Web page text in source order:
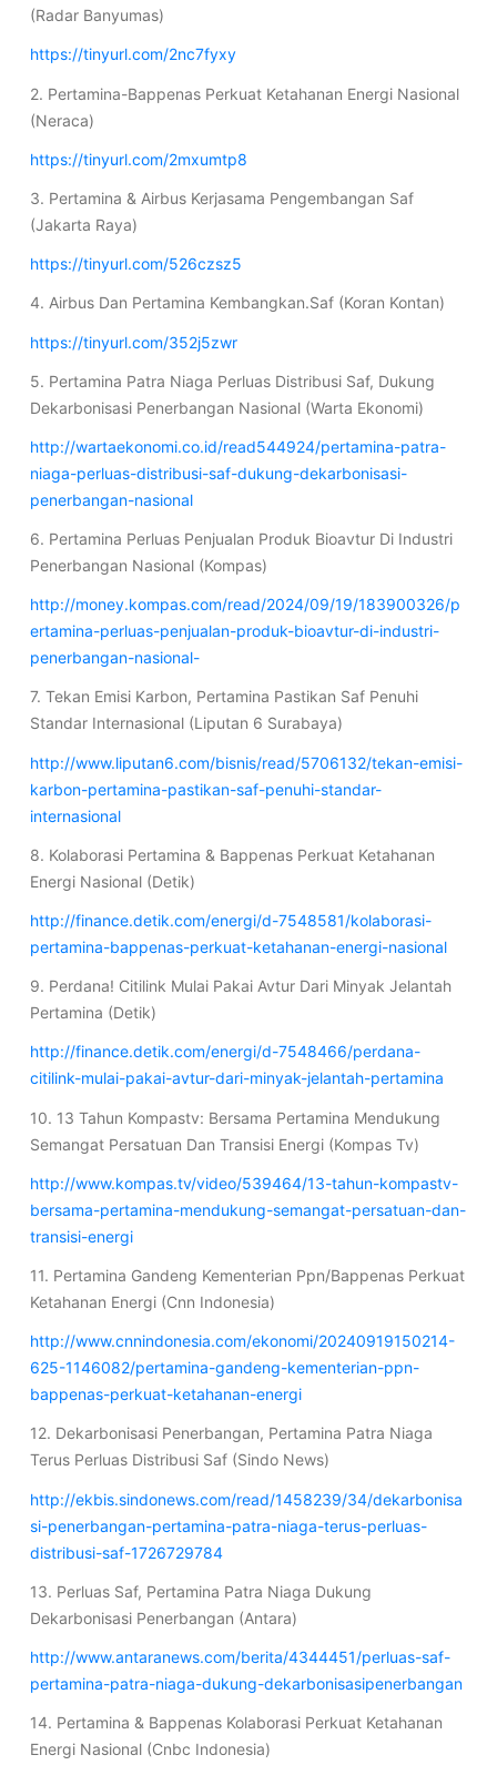
(Radar Banyumas)
https://tinyurl.com/2nc7fyxy
2. Pertamina-Bappenas Perkuat Ketahanan Energi Nasional
(Neraca)
https://tinyurl.com/2mxumtp8
3. Pertamina & Airbus Kerjasama Pengembangan Saf
(Jakarta Raya)
https://tinyurl.com/526czsz5
4. Airbus Dan Pertamina Kembangkan.Saf (Koran Kontan)
https://tinyurl.com/352j5zwr
5. Pertamina Patra Niaga Perluas Distribusi Saf, Dukung
Dekarbonisasi Penerbangan Nasional (Warta Ekonomi)
http://wartaekonomi.co.id/read544924/pertamina-patra-
niaga-perluas-distribusi-saf-dukung-dekarbonisasi-
penerbangan-nasional
6. Pertamina Perluas Penjualan Produk Bioavtur Di Industri
Penerbangan Nasional (Kompas)
http://money.kompas.com/read/2024/09/19/183900326/p
ertamina-perluas-penjualan-produk-bioavtur-di-industri-
penerbangan-nasional-
7. Tekan Emisi Karbon, Pertamina Pastikan Saf Penuhi
Standar Internasional (Liputan 6 Surabaya)
http://www.liputan6.com/bisnis/read/5706132/tekan-emisi-
karbon-pertamina-pastikan-saf-penuhi-standar-
internasional
8. Kolaborasi Pertamina & Bappenas Perkuat Ketahanan
Energi Nasional (Detik)
http://finance.detik.com/energi/d-7548581/kolaborasi-
pertamina-bappenas-perkuat-ketahanan-energi-nasional
9. Perdana! Citilink Mulai Pakai Avtur Dari Minyak Jelantah
Pertamina (Detik)
http://finance.detik.com/energi/d-7548466/perdana-
citilink-mulai-pakai-avtur-dari-minyak-jelantah-pertamina
10. 13 Tahun Kompastv: Bersama Pertamina Mendukung
Semangat Persatuan Dan Transisi Energi (Kompas Tv)
http://www.kompas.tv/video/539464/13-tahun-kompastv-
bersama-pertamina-mendukung-semangat-persatuan-dan-
transisi-energi
11. Pertamina Gandeng Kementerian Ppn/Bappenas Perkuat
Ketahanan Energi (Cnn Indonesia)
http://www.cnnindonesia.com/ekonomi/20240919150214-
625-1146082/pertamina-gandeng-kementerian-ppn-
bappenas-perkuat-ketahanan-energi
12. Dekarbonisasi Penerbangan, Pertamina Patra Niaga
Terus Perluas Distribusi Saf (Sindo News)
http://ekbis.sindonews.com/read/1458239/34/dekarbonisa
si-penerbangan-pertamina-patra-niaga-terus-perluas-
distribusi-saf-1726729784
13. Perluas Saf, Pertamina Patra Niaga Dukung
Dekarbonisasi Penerbangan (Antara)
http://www.antaranews.com/berita/4344451/perluas-saf-
pertamina-patra-niaga-dukung-dekarbonisasipenerbangan
14. Pertamina & Bappenas Kolaborasi Perkuat Ketahanan
Energi Nasional (Cnbc Indonesia)